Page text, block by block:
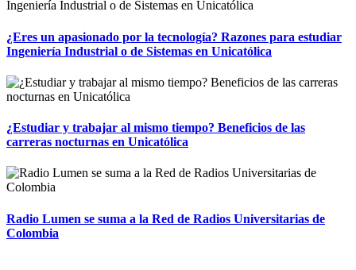
¿Eres un apasionado por la tecnología? Razones para estudiar
Ingeniería Industrial o de Sistemas en Unicatólica
¿Estudiar y trabajar al mismo tiempo? Beneficios de las
carreras nocturnas en Unicatólica
Radio Lumen se suma a la Red de Radios Universitarias de
Colombia